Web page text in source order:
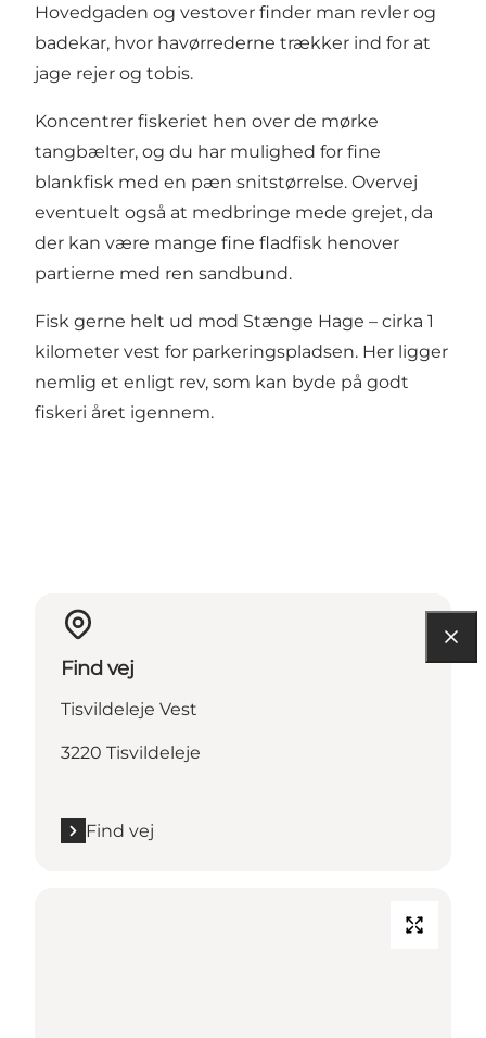
Hovedgaden og vestover finder man revler og
badekar, hvor havørrederne trækker ind for at
jage rejer og tobis.
Koncentrer fiskeriet hen over de mørke
tangbælter, og du har mulighed for fine
blankfisk med en pæn snitstørrelse. Overvej
eventuelt også at medbringe mede grejet, da
der kan være mange fine fladfisk henover
partierne med ren sandbund.
Fisk gerne helt ud mod Stænge Hage – cirka 1
kilometer vest for parkeringspladsen. Her ligger
nemlig et enligt rev, som kan byde på godt
fiskeri året igennem.
Find vej
Tisvildeleje Vest
3220 Tisvildeleje
Find vej